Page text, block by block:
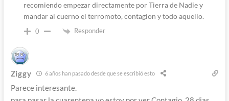
recomiendo empezar directamente por Tierra de Nadie y
mandar al cuerno el terromoto, contagion y todo aquello.
0 Responder
Ziggy 6 años han pasado desde que se escribió esto
Parece interesante.